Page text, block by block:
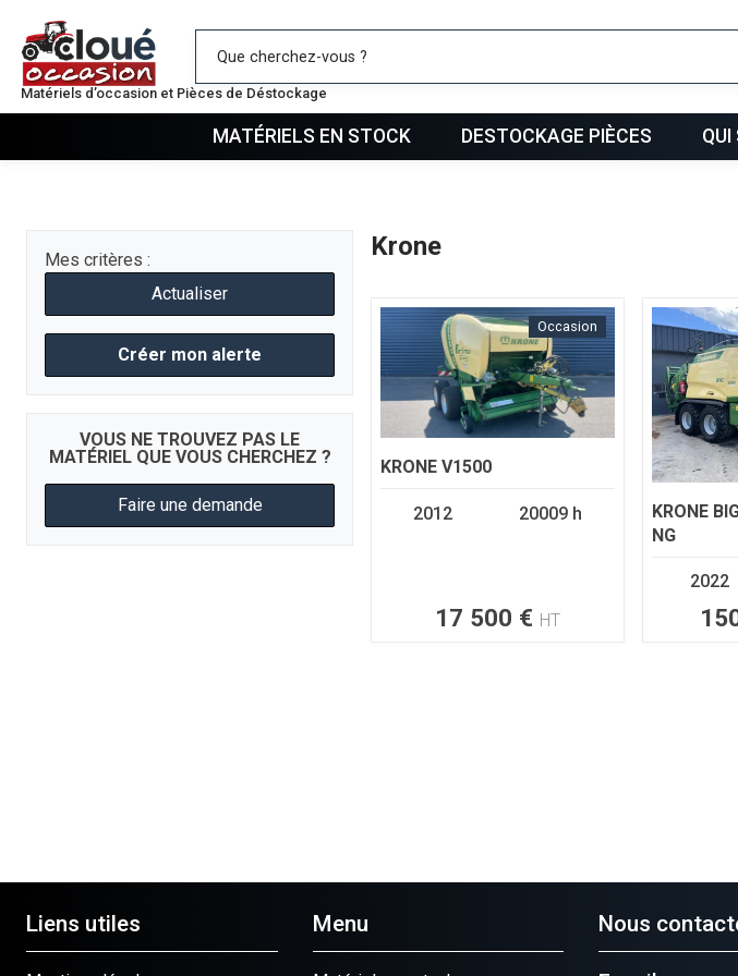
Matériels d’occasion et Pièces de Déstockage
Mes favoris
MATÉRIELS EN STOCK DESTOCKAGE PIÈCES
Mes critères :
Actualiser
Créer mon alerte
VOUS NE TROUVEZ PAS LE
MATÉRIEL QUE VOUS CHERCHEZ ?
Faire une demande
Krone
Occasion
KRONE V1500
2012 20009 h
17 500 € HT
KRONE
NG
2022
Liens utiles Menu Nous